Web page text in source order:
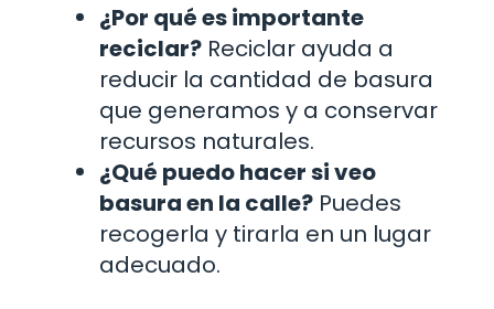
¿Por qué es importante
reciclar? Reciclar ayuda a
reducir la cantidad de basura
que generamos y a conservar
recursos naturales.
¿Qué puedo hacer si veo
basura en la calle? Puedes
recogerla y tirarla en un lugar
adecuado.